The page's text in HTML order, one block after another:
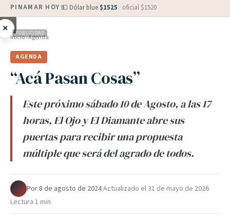
PINAMAR HOY·💵 Dólar blue $1525 · oficial $1520
× PUBLICIDAD
Inicio›Agenda
AGENDA
“Acá Pasan Cosas”
Este próximo sábado 10 de Agosto, a las 17
horas, El Ojo y El Diamante abre sus
puertas para recibir una propuesta
múltiple que será del agrado de todos.
Por·8 de agosto de 2024·Actualizado el31 de mayo de 2026·
Lectura 1 min